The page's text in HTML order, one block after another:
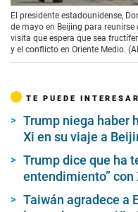
El presidente estadounidense,
de mayo en Beijing para
visita que espera que sea
y el conflicto en Oriente Medio.
TE PUEDE INTERESAR
Trump niega haber
Xi en su viaje a
Trump dice que ha
entendimiento” con
Taiwán agradece a